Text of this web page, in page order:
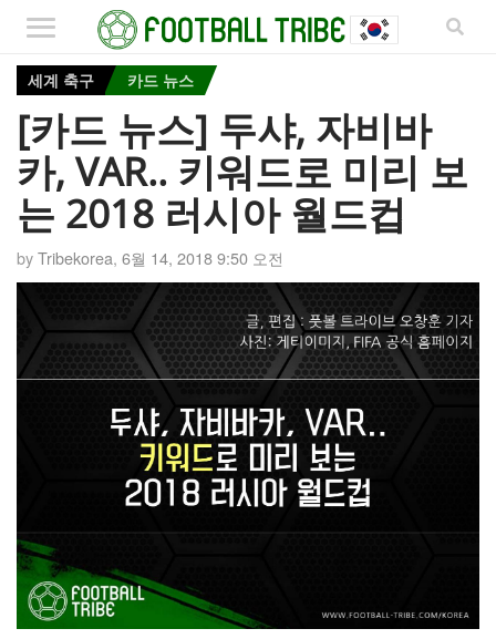
세계 축구 카드 뉴스
[카드 뉴스] 두샤, 자비바
카, VAR.. 키워드로 미리 보
는 2018 러시아 월드컵
byTribekorea, 6월 14, 2018 9:50 오전